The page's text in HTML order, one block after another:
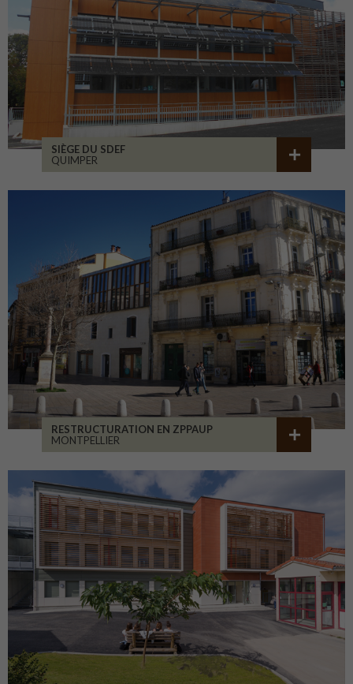
SIÈGE DU SDEF
QUIMPER
RESTRUCTURATION EN ZPPAUP
MONTPELLIER